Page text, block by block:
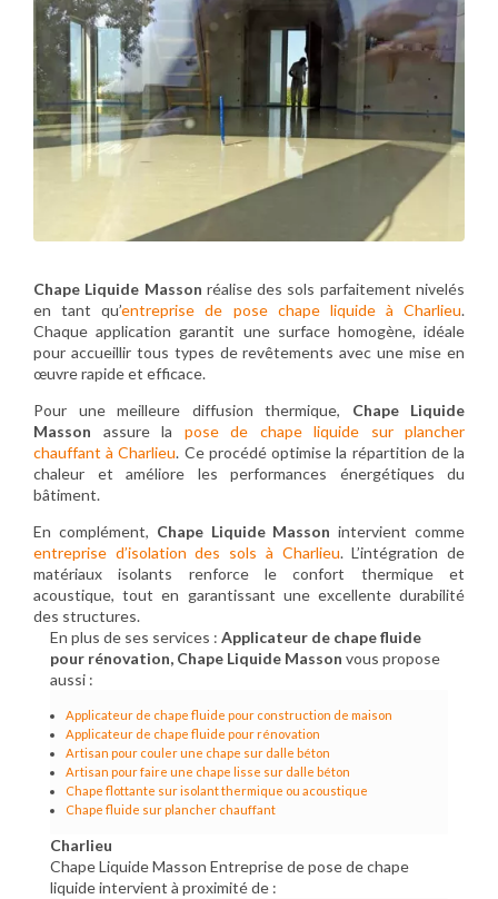
Chape Liquide Masson réalise des sols parfaitement nivelés
en tant qu’entreprise de pose chape liquide à Charlieu.
Chaque application garantit une surface homogène, idéale
pour accueillir tous types de revêtements avec une mise en
œuvre rapide et efficace.
Pour une meilleure diffusion thermique, Chape Liquide
Masson assure la pose de chape liquide sur plancher
chauffant à Charlieu. Ce procédé optimise la répartition de la
chaleur et améliore les performances énergétiques du
bâtiment.
En complément, Chape Liquide Masson intervient comme
entreprise d’isolation des sols à Charlieu. L’intégration de
matériaux isolants renforce le confort thermique et
acoustique, tout en garantissant une excellente durabilité
des structures.
En plus de ses services : Applicateur de chape fluide
pour rénovation, Chape Liquide Masson vous propose
aussi :
Applicateur de chape fluide pour construction de maison
Applicateur de chape fluide pour rénovation
Artisan pour couler une chape sur dalle béton
Artisan pour faire une chape lisse sur dalle béton
Chape flottante sur isolant thermique ou acoustique
Chape fluide sur plancher chauffant
Charlieu
Chape Liquide Masson Entreprise de pose de chape
liquide intervient à proximité de :